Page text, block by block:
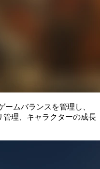
ームバランスを管理し、
理、キャラクターの成長